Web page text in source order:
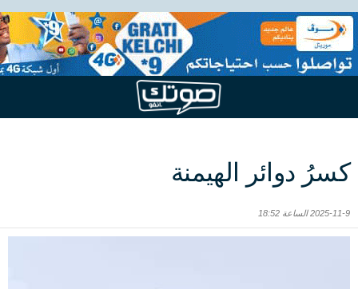
كسرُ دوائر الهيمنة
2025-11-9 الساعة 18:52